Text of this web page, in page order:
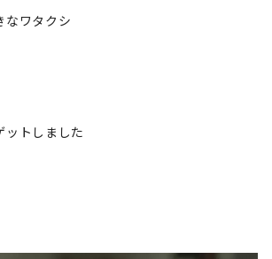
なワタクシ
ットしました